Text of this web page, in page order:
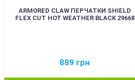
ARMORED CLAW ПЕРЧАТКИ SHIELD
FLEX CUT HOT WEATHER BLACK 29668
889 грн